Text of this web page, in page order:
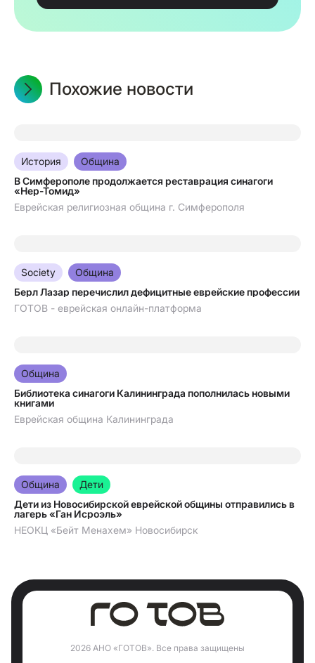
Похожие новости
07.08.2026
История
Община
В Симферополе продолжается реставрация синагоги
«Нер-Томид»
Еврейская религиозная община г. Симферополя
07.08.2026
Society
Община
Берл Лазар перечислил дефицитные еврейские профессии
ГОТОВ - еврейская онлайн-платформа
06.08.2026
Община
Библиотека синагоги Калининграда пополнилась новыми
книгами
Еврейская община Калининграда
05.08.2026
Община
Дети
Дети из Новосибирской еврейской общины отправились в
лагерь «Ган Исроэль»
НЕОКЦ «Бейт Менахем» Новосибирск
2026 АНО «ГОТОВ». Все права защищены